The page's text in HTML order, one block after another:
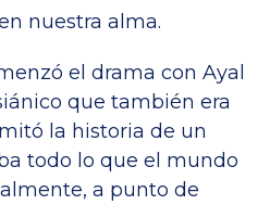
nuestra alma.
el drama con Ayal
que también era
la historia de un
todo lo que el mundo
a punto de